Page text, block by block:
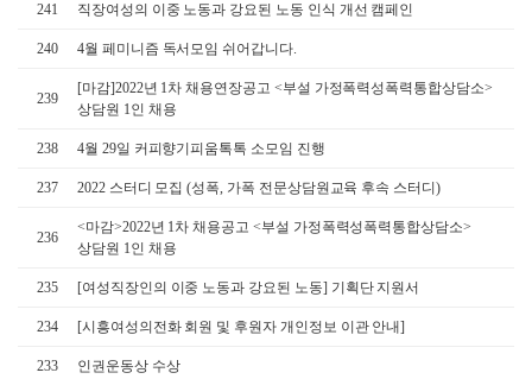
241 직장여성의 이중 노동과 강요된 노동 인식 개선 캠페인
240 4월 페미니즘 독서모임 쉬어갑니다.
239
[마감]2022년 1차 채용연장공고 <부설 가정폭력성폭력통합상담소>
상담원 1인 채용
238 4월 29일 커피향기피움톡톡 소모임 진행
237 2022 스터디 모집 (성폭, 가폭 전문상담원교육 후속 스터디)
236
<마감>2022년 1차 채용공고 <부설 가정폭력성폭력통합상담소>
상담원 1인 채용
235 [여성직장인의 이중 노동과 강요된 노동] 기획단 지원서
234 [시흥여성의전화 회원 및 후원자 개인정보 이관 안내]
233 인권운동상 수상